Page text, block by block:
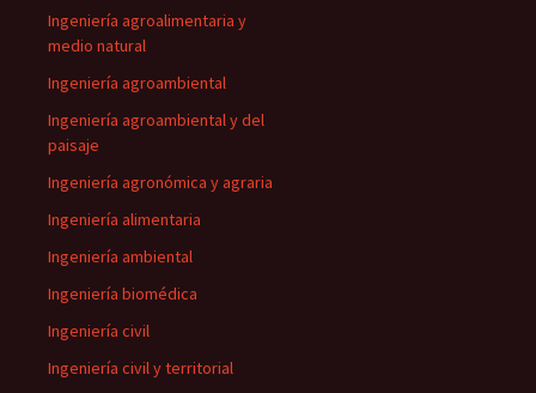
Ingeniería agroalimentaria y
medio natural
Ingeniería agroambiental
Ingeniería agroambiental y del
paisaje
Ingeniería agronómica y agraria
Ingeniería alimentaria
Ingeniería ambiental
Ingeniería biomédica
Ingeniería civil
Ingeniería civil y territorial